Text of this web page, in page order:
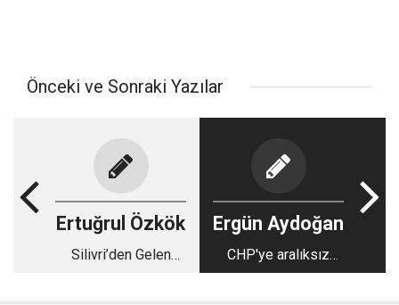
Önceki ve Sonraki Yazılar
Ertuğrul Özkök
Silivri’den Gelen
Ergün Aydoğan
CHP'ye aralıksız
devam eden